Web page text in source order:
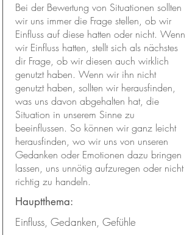
Bei der Bewertung von Situationen sollten
wir uns immer die Frage stellen, ob wir
Einfluss auf diese hatten oder nicht. Wenn
wir Einfluss hatten, stellt sich als nächstes
dir Frage, ob wir diesen auch wirklich
genutzt haben. Wenn wir ihn nicht
genutzt haben, sollten wir herausfinden,
was uns davon abgehalten hat, die
Situation in unserem Sinne zu
beeinflussen. So können wir ganz leicht
herausfinden, wo wir uns von unseren
Gedanken oder Emotionen dazu bringen
lassen, uns unnötig aufzuregen oder nicht
richtig zu handeln.
Hauptthema:
Einfluss, Gedanken, Gefühle